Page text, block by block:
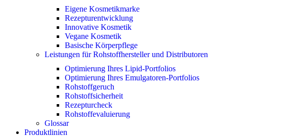
Eigene Kosmetikmarke
Rezepturentwicklung
Innovative Kosmetik
Vegane Kosmetik
Basische Körperpflege
Leistungen für Rohstoffhersteller und Distributoren
Optimierung Ihres Lipid-Portfolios
Optimierung Ihres Emulgatoren-Portfolios
Rohstoffgeruch
Rohstoffsicherheit
Rezepturcheck
Rohstoffevaluierung
Glossar
Produktlinien